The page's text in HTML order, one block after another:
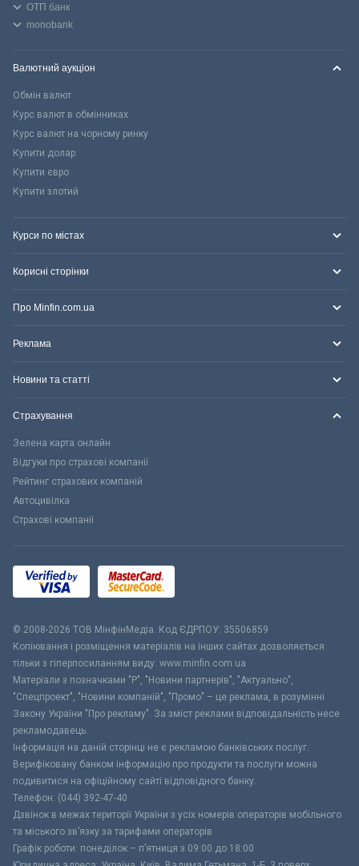
ОТП банк
monobank
Валютний аукціон
Обмін валют
Курс валют в обмінниках
Курс валют на чорному ринку
Купити долар
Купити євро
Купити злотий
Курси по містах
Корисні сторінки
Про Minfin.com.ua
Реклама
Новини та статті
Страхування
Зелена карта онлайн
Відгуки про страхові компанії
Рейтинг страхових компаній
Автоцивілка
Страхові компанії
© 2008-2026 ТОВ МiнфiнМедiа. Код ЄДРПОУ: 35506859
Копіювання і розміщення матеріалів на інших сайтах дозволяється
тільки з гіперпосиланням виду: www.minfin.com.ua
Матеріали з позначками "Р", "Новини партнерів", "Актуально",
"Спецпроект", "Новини компаній", "Промо" – це реклама, в розумінні
Закону України "Про рекламу". За зміст реклами відповідальність несе
рекламодавець.
Інформація на даній сторінці не є рекламою банківських послуг.
Верифіковану банком інформацію про продукти та послуги можна
подивитися на офіційному сайті відповідного банку.
Телефон: (044) 392-47-40
Дзвінок в межах території України з усіх номерів операторів мобільного
та міського зв’язку за тарифами операторів
Графік роботи: понеділок – п’ятниця з 09:00 до 18:00